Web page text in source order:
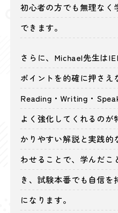
初心者の方でも無理なく
できます。
さらに、Michael先生は
ポイントを的確に押さえ
Reading・Writing・
よく強化してくれるの
かりやすい解説と実践的
わせることで、学んだこ
き、試験本番でも自信を
になります。